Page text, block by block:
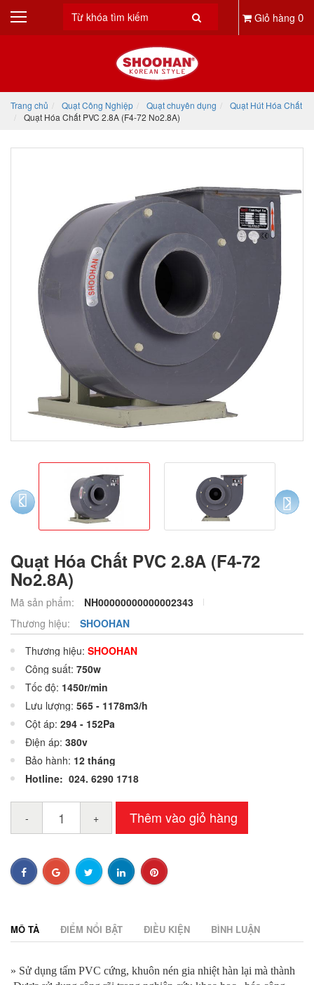
Giỏ hàng 0
Trang chủ Quạt Công Nghiệp Quạt chuyên dụng
Quạt Hút Hóa Chất
Quạt Hóa Chất PVC 2.8A (F4-72 No2.8A)
prev next
Quạt Hóa Chất PVC 2.8A (F4-72
No2.8A)
Mã sản phẩm:
NH00000000000002343
Thương hiệu:
SHOOHAN
Thương hiệu: SHOOHAN
Công suất: 750w
Tốc độ: 1450r/min
Lưu lượng: 565 - 1178m3/h
Cột áp: 294 - 152Pa
Điện áp: 380v
Bảo hành: 12 tháng
Hotline: 024. 6290 1718
- + Thêm vào giỏ hàng
MÔ TẢ ĐIỂM NỔI BẬT ĐIỀU KIỆN BÌNH LUẬN
» Sử dụng tấm PVC cứng, khuôn nén gia nhiệt hàn lại mà thành